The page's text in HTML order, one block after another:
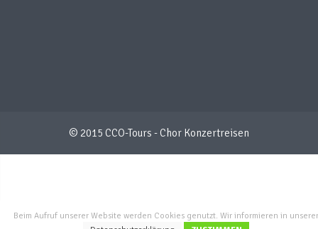
© 2015 CCO-Tours - Chor Konzertreisen
Beim Aufruf unserer Website werden Cookies genutzt. Wir informieren in unserer